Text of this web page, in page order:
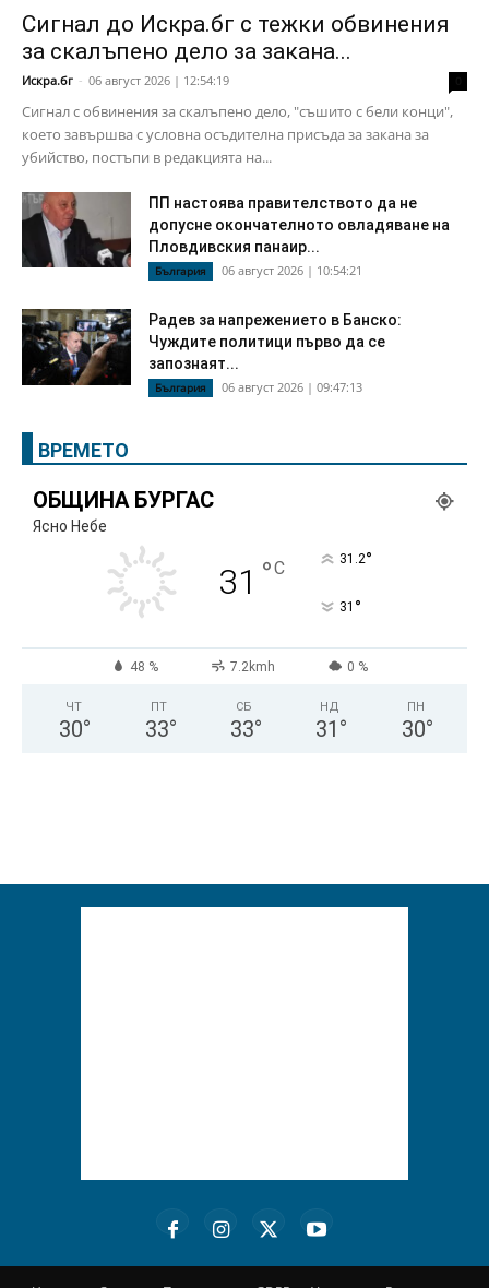
Сигнал до Искра.бг с тежки обвинения
за скалъпено дело за закана...
Искра.бг - 06 август 2026 | 12:54:19
Сигнал с обвинения за скалъпено дело, "съшито с бели конци",
което завършва с условна осъдителна присъда за закана за
убийство, постъпи в редакцията на...
ПП настоява правителството да не
допусне окончателното овладяване на
Пловдивския панаир...
България 06 август 2026 | 10:54:21
Радев за напрежението в Банско:
Чуждите политици първо да се
запознаят...
България 06 август 2026 | 09:47:13
ВРЕМЕТО
ОБЩИНА БУРГАС
Ясно Небе
31 °C 31.2°
31 °
48 % 7.2kmh 0 %
ЧТ
30°
ПТ
33°
СБ
33°
НД
31 °
ПН
30°